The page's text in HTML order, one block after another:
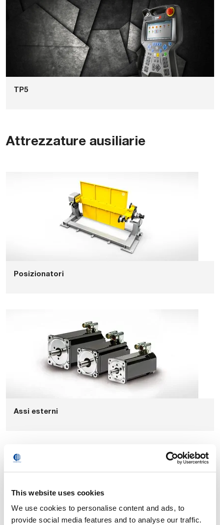
This website uses cookies
We use cookies to personalise content and ads, to
provide social media features and to analyse our traffic.
TP5
Attrezzature ausiliarie
Posizionatori
Assi esterni